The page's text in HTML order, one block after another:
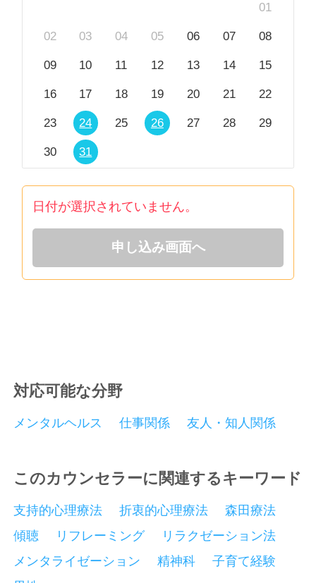
※森田療法をベースにしたカウンセリングを中心にし
ています。他の療法などをご希望の場合は、ご期待に
※公認心理師法第42条第2項の規定により、現在、精
神科や心療内科にご通院中の方は、「医師の指示」が
必要になりますので、ご予約前に必ず主治医とカウン
セリングを受けることについてご相談していただき、
主治医の同意を得てからご予約下さい。
※強い希死念慮や自傷他害のリスクが高い方のご相談
については、対応ができかねますので、ご了承くださ
い。
※投薬内容や治療法などの医療的な内容についてのご
相談については、対応ができかねますので、ご了承く
ださい。
01
02 03 04 05 06 07 08
09 10 11 12 13 14 15
16 17 18 19 20 21 22
23 24 25 26 27 28 29
30 31
日付が選択されていません。
申し込み画面へ
対応可能な分野
メンタルヘルス 仕事関係 友人・知人関係
このカウンセラーに関連するキーワード
支持的心理療法 折衷的心理療法
森田療法
傾聴
リフレーミング
リラクゼーション法
メンタライゼーション
精神科
子育て経験